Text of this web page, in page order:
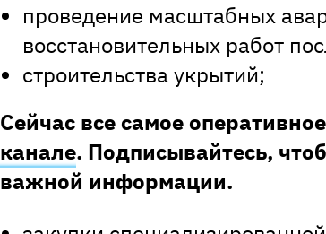
проведение масштабных
восстановительных работ
строительства укрытий;
Сейчас все самое
канале. Подписывайтесь,
важной информации.